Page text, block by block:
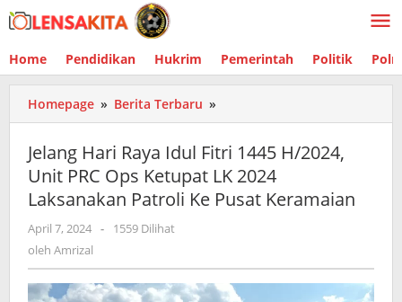
Lewati
ke
Home Pendidikan Hukrim Pemerintah Politik
Homepage » Berita Terbaru »
Hari
Raya
Idul
Fitri
1445
Ops
Ketupat
Jelang Hari Raya Idul Fitri 1445 H/2024,
Unit PRC Ops Ketupat LK 2024
Laksanakan Patroli Ke Pusat Keramaian
April 7, 2024 oleh
-
1559 Dilihat
oleh Amrizal